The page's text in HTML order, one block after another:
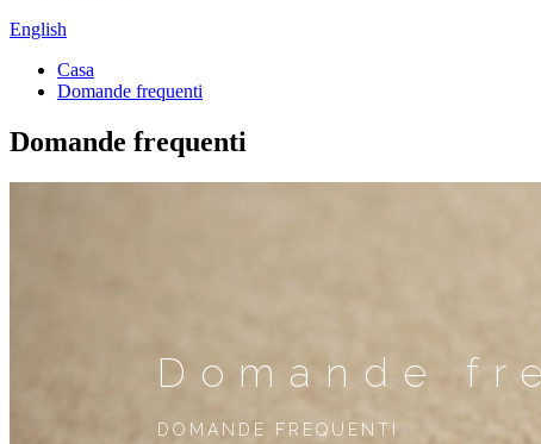
English
Casa
Domande frequenti
Domande frequenti
Domande
DOMANDE FREQUENTI